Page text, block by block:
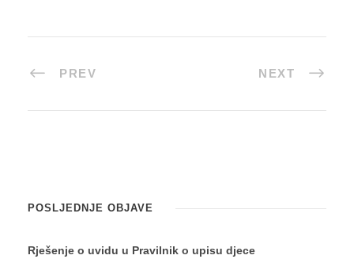
PREV NEXT
POSLJEDNJE OBJAVE
Rješenje o uvidu u Pravilnik o upisu djece